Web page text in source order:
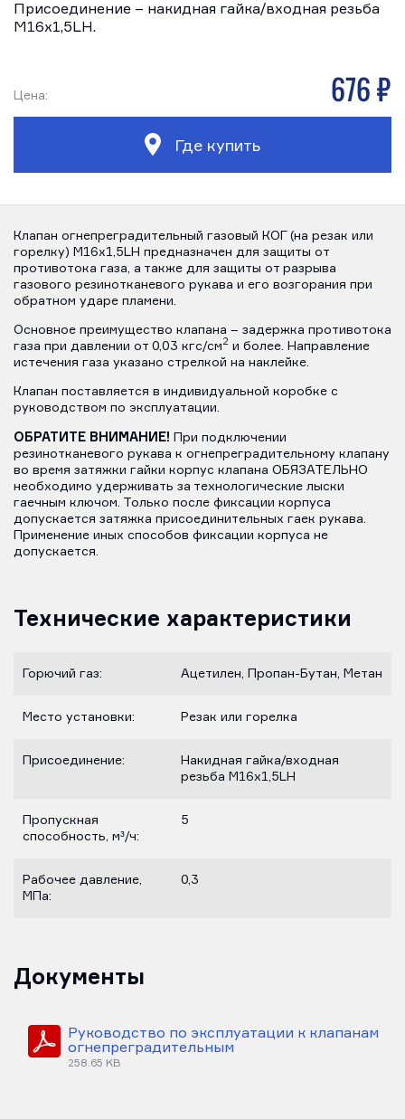
Присоединение – накидная гайка/входная резьба
М16х1,5LH.
Цена: 676 р
Где купить
Клапан огнепреградительный газовый КОГ (на резак или
горелку) М16х1,5LH предназначен для защиты от
противотока газа, а также для защиты от разрыва
газового резинотканевого рукава и его возгорания при
обратном ударе пламени.
Основное преимущество клапана – задержка противотока
газа при давлении от 0,03 кгс/см 2 и более. Направление
истечения газа указано стрелкой на наклейке.
Клапан поставляется в индивидуальной коробке с
руководством по эксплуатации.
ОБРАТИТЕ ВНИМАНИЕ! При подключении
резинотканевого рукава к огнепреградительному клапану
во время затяжки гайки корпус клапана ОБЯЗАТЕЛЬНО
необходимо удерживать за технологические лыски
гаечным ключом. Только после фиксации корпуса
допускается затяжка присоединительных гаек рукава.
Применение иных способов фиксации корпуса не
допускается.
Технические характеристики
Горючий газ: Ацетилен, Пропан-Бутан, Метан
Место установки: Резак или горелка
Присоединение:
Накидная гайка/входная
резьба М16х1,5LH
Пропускная
способность, м³/ч:
5
Рабочее давление,
МПа:
0,3
Документы
Руководство по эксплуатации к клапанам
огнепреградительным
258.65 KB